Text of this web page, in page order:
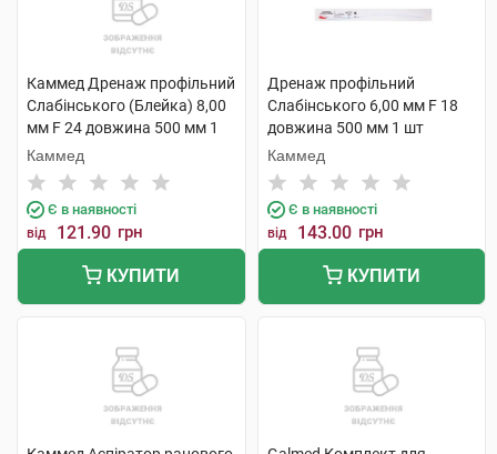
Каммед Дренаж профільний
Слабінського (Блейка) 8,00
мм F 24 довжина 500 мм 1
шт
Каммед
Є в наявності
від 121.90 грн
КУПИТИ
Дренаж профільний
Слабінського 6,00 мм F 18
довжина 500 мм 1 шт
Каммед
Є в наявності
від 143.00 грн
КУПИТИ